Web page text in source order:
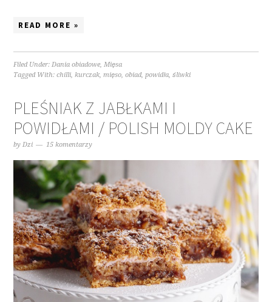
READ MORE »
Filed Under:Dania obiadowe,Mięsa
Tagged With:chilli,kurczak,mięso,obiad,powidła,śliwki
PLEŚNIAK Z JABŁKAMI I
POWIDŁAMI / POLISH MOLDY CAKE
byDzi 15 komentarzy